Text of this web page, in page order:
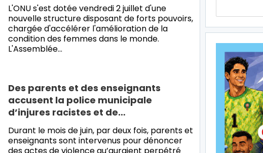
L'ONU s'est dotée vendredi 2 juillet d'une
nouvelle structure disposant de forts pouvoirs,
chargée d'accélérer l'amélioration de la
condition des femmes dans le monde.
L'Assemblée…
Des parents et des enseignants
accusent la police municipale
d’injures racistes et de…
Durant le mois de juin, par deux fois, parents et
enseignants sont intervenus pour dénoncer